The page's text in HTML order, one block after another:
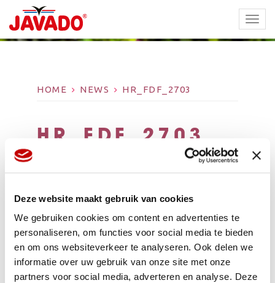
Deze website maakt gebruik van cookies
We gebruiken cookies om content en advertenties te
personaliseren, om functies voor social media te bieden
en om ons websiteverkeer te analyseren. Ook delen we
informatie over uw gebruik van onze site met onze
partners voor social media, adverteren en analyse. Deze
HOME NEWS HR_FDF_2703
HR_FDF_2703